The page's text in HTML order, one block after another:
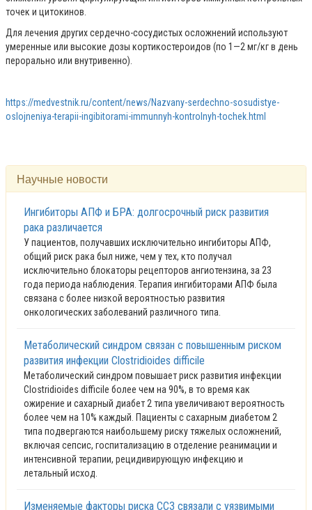
точек и цитокинов.
Для лечения других сердечно-сосудистых осложнений используют
умеренные или высокие дозы кортикостероидов (по 1—2 мг/кг в день
перорально или внутривенно).
https://medvestnik.ru/content/news/Nazvany-serdechno-sosudistye-
oslojneniya-terapii-ingibitorami-immunnyh-kontrolnyh-tochek.html
Научные новости
Ингибиторы АПФ и БРА: долгосрочный риск развития
рака различается
У пациентов, получавших исключительно ингибиторы АПФ,
общий риск рака был ниже, чем у тех, кто получал
исключительно блокаторы рецепторов ангиотензина, за 23
года периода наблюдения. Терапия ингибиторами АПФ была
связана с более низкой вероятностью развития
онкологических заболеваний различного типа.
Метаболический синдром связан с повышенным риском
развития инфекции Clostridioides difficile
Метаболический синдром повышает риск развития инфекции
Clostridioides difficile более чем на 90%, в то время как
ожирение и сахарный диабет 2 типа увеличивают вероятность
более чем на 10% каждый. Пациенты с сахарным диабетом 2
типа подвергаются наибольшему риску тяжелых осложнений,
включая сепсис, госпитализацию в отделение реанимации и
интенсивной терапии, рецидивирующую инфекцию и
летальный исход.
Изменяемые факторы риска ССЗ связали с уязвимыми